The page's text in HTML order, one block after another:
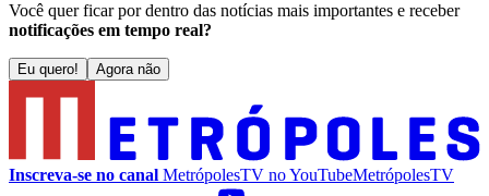
Você quer ficar por dentro das notícias mais importantes e receber
notificações em tempo real?
Eu quero! Agora não
Inscreva-se no canal MetrópolesTV noYouTubeMetrópolesTV